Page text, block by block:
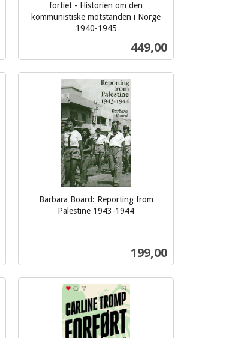
fortiet - Historien om den
kommunistiske motstanden i Norge
1940-1945
Pris
449,00
Kjøp
Barbara Board: Reporting from
Palestine 1943-1944
Pris
199,00
Kjøp